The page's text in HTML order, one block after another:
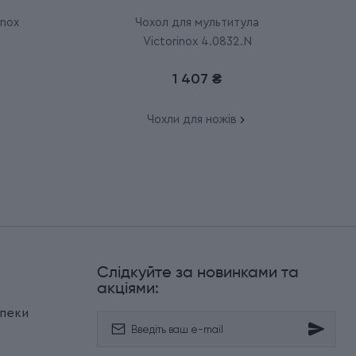
Чохол для мультитула
Victorinox 4.0832.N
1 407 ₴
Чохли для ножів
Слідкуйте за новинками та
акціями: